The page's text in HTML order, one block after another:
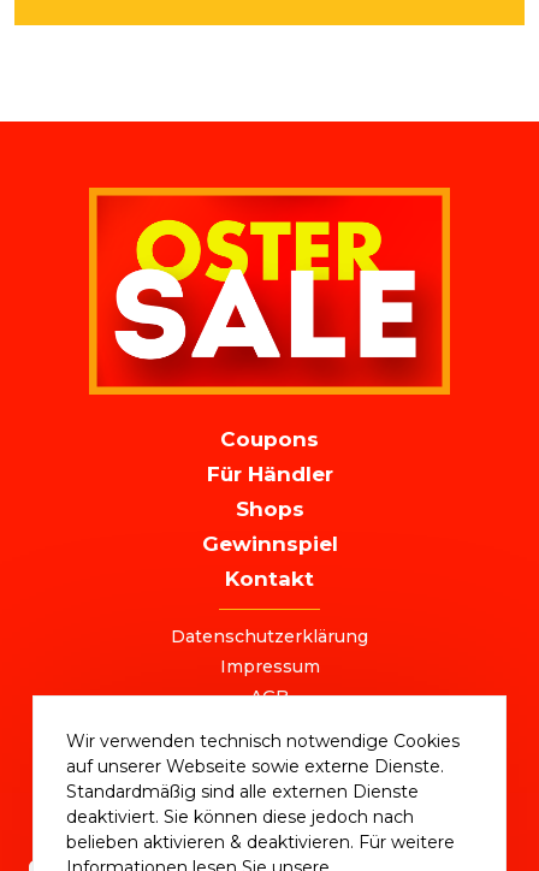
NAVIGATION
Coupons
Für Händler
Shops
Gewinnspiel
Kontakt
Datenschutzerklärung
Impressum
AGB
ostersale@deutschlandvoucher.de
OSTER SALE 2025 – eine Kampagne der
DVM Deutschlandvoucher Media GmbH © 2025
Wir verwenden technisch notwendige Cookies
auf unserer Webseite sowie externe Dienste.
Standardmäßig sind alle externen Dienste
deaktiviert. Sie können diese jedoch nach
belieben aktivieren & deaktivieren. Für weitere